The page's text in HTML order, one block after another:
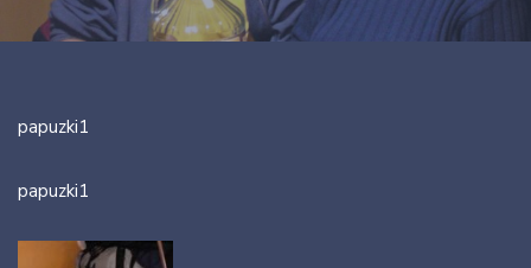
papuzki1
papuzki1